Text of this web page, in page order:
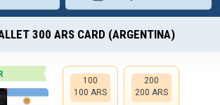
300 ARS CARD (ARGENTINA)
100
100 ARS
200
200 ARS